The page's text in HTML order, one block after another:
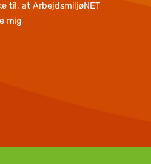
til, at ArbejdsmiljøNET
mig